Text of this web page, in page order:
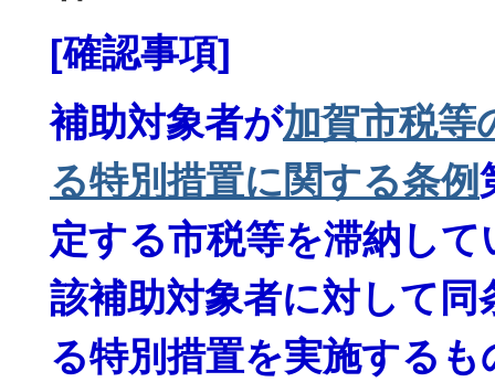
[確認事項]
補助対象者が加賀市税等
る特別措置に関する条例
定する市税等を滞納し
該補助対象者に対して同
る特別措置を実施する